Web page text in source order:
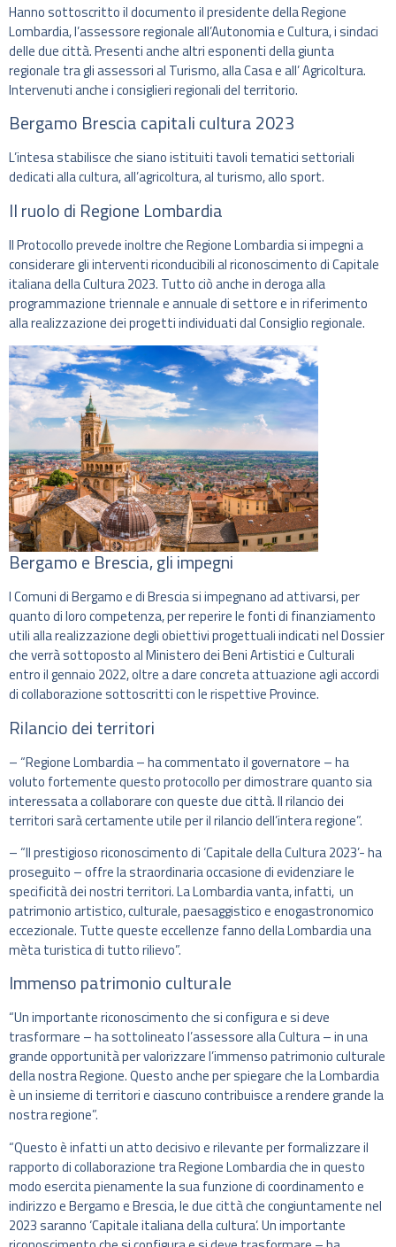
Hanno sottoscritto il documento il presidente della Regione
Lombardia, l’assessore regionale all’Autonomia e Cultura, i sindaci
delle due città. Presenti anche altri esponenti della giunta
regionale tra gli assessori al Turismo, alla Casa e all’ Agricoltura.
Intervenuti anche i consiglieri regionali del territorio.
Bergamo Brescia capitali cultura 2023
L’intesa stabilisce che siano istituiti tavoli tematici settoriali
dedicati alla cultura, all’agricoltura, al turismo, allo sport.
Il ruolo di Regione Lombardia
Il Protocollo prevede inoltre che Regione Lombardia si impegni a
considerare gli interventi riconducibili al riconoscimento di Capitale
italiana della Cultura 2023. Tutto ciò anche in deroga alla
programmazione triennale e annuale di settore e in riferimento
alla realizzazione dei progetti individuati dal Consiglio regionale.
Bergamo e Brescia, gli impegni
I Comuni di Bergamo e di Brescia si impegnano ad attivarsi, per
quanto di loro competenza, per reperire le fonti di finanziamento
utili alla realizzazione degli obiettivi progettuali indicati nel Dossier
che verrà sottoposto al Ministero dei Beni Artistici e Culturali
entro il gennaio 2022, oltre a dare concreta attuazione agli accordi
di collaborazione sottoscritti con le rispettive Province.
Rilancio dei territori
– “Regione Lombardia – ha commentato il governatore – ha
voluto fortemente questo protocollo per dimostrare quanto sia
interessata a collaborare con queste due città. Il rilancio dei
territori sarà certamente utile per il rilancio dell’intera regione”.
– “Il prestigioso riconoscimento di ‘Capitale della Cultura 2023’- ha
proseguito – offre la straordinaria occasione di evidenziare le
specificità dei nostri territori. La Lombardia vanta, infatti, un
patrimonio artistico, culturale, paesaggistico e enogastronomico
eccezionale. Tutte queste eccellenze fanno della Lombardia una
mèta turistica di tutto rilievo”.
Immenso patrimonio culturale
“Un importante riconoscimento che si configura e si deve
trasformare – ha sottolineato l’assessore alla Cultura – in una
grande opportunità per valorizzare l’immenso patrimonio culturale
della nostra Regione. Questo anche per spiegare che la Lombardia
è un insieme di territori e ciascuno contribuisce a rendere grande la
nostra regione”.
“Questo è infatti un atto decisivo e rilevante per formalizzare il
rapporto di collaborazione tra Regione Lombardia che in questo
modo esercita pienamente la sua funzione di coordinamento e
indirizzo e Bergamo e Brescia, le due città che congiuntamente nel
2023 saranno ‘Capitale italiana della cultura’. Un importante